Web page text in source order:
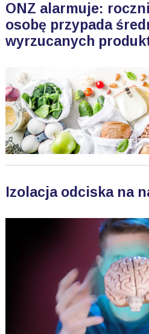
ONZ alarmuje:
osobę przypada
wyrzucanych
Izolacja odciska na